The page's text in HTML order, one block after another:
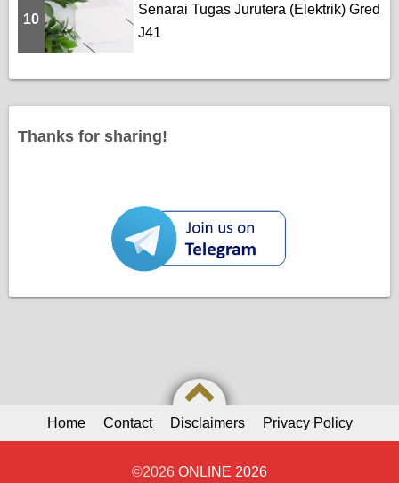
10
Senarai Tugas Jurutera (Elektrik) Gred
J41
Thanks for sharing!
Home Contact Disclaimers Privacy Policy
©2026 ONLINE 2026